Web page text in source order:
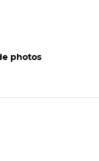
photos